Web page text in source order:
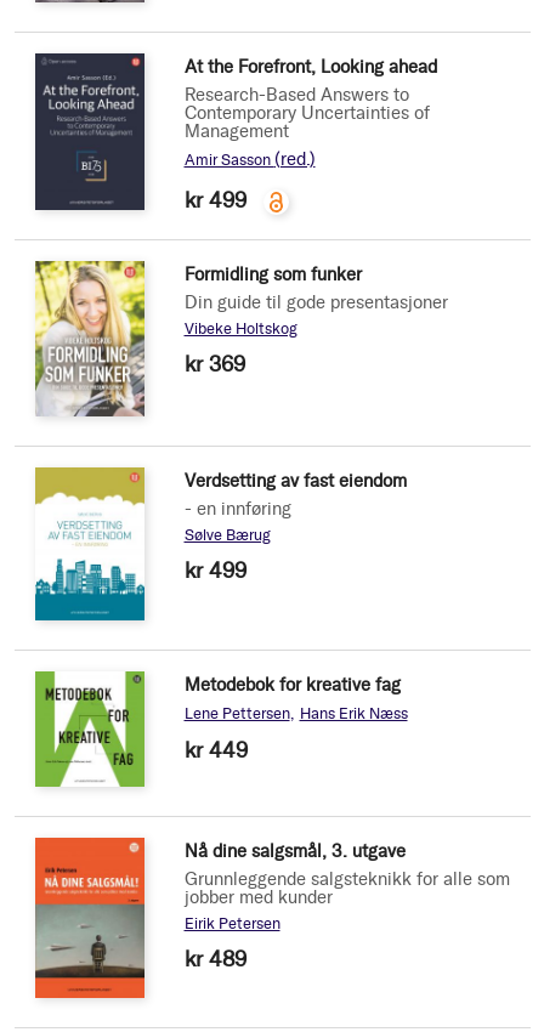
At the Forefront, Looking ahead
Research-Based Answers to
Contemporary Uncertainties of
Management
Amir Sasson (red.)
kr 499
Formidling som funker
Din guide til gode presentasjoner
Vibeke Holtskog
kr 369
Verdsetting av fast eiendom
- en innføring
Sølve Bærug
kr 499
Metodebok for kreative fag
Lene Pettersen Hans Erik Næss
kr 449
Nå dine salgsmål, 3. utgave
Grunnleggende salgsteknikk for alle som
jobber med kunder
Eirik Petersen
kr 489